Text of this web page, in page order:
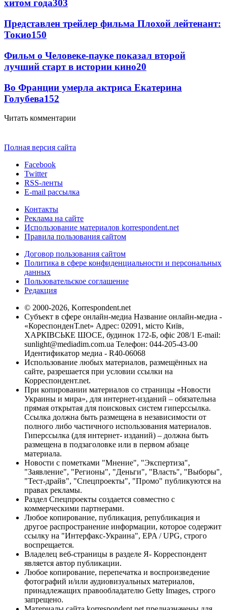
хитом года303
Представлен трейлер фильма Плохой лейтенант:
Токио150
Фильм о Человеке-пауке показал второй
лучший старт в истории кино20
Во Франции умерла актриса Екатерина
Голубева152
Читать комментарии
Полная версия сайта
Facebook
Twitter
RSS-ленты
E-mail рассылка
Контакты
Реклама на сайте
Использование материалов korrespondent.net
Правила пользования сайтом
Договор пользования сайтом
Политика в сфере конфиденциальности и персональных
данных
Пользовательское соглашение
Редакция
© 2000-2026, Korrespondent.net
Субъект в сфере онлайн-медиа Название онлайн-медиа -
«КореспонденТ.net» Адрес: 02091, місто Київ,
ХАРКІВСЬКЕ ШОСЕ, будинок 172-Б, офіс 208/1 E-mail:
sunlight@mediadim.com.ua Телефон: 044-205-43-00
Идентификатор медиа - R40-06068
Использование любых материалов, размещённых на
сайте, разрешается при условии ссылки на
Корреспондент.net.
При копировании материалов со страницы «Новости
Украины и мира», для интернет-изданий – обязательна
прямая открытая для поисковых систем гиперссылка.
Ссылка должна быть размещена в независимости от
полного либо частичного использования материалов.
Гиперссылка (для интернет- изданий) – должна быть
размещена в подзаголовке или в первом абзаце
материала.
Новости с пометками "Мнение", "Экспертиза",
"Заявление", "Регионы", "Деньги", "Власть", "Выборы",
"Тест-драйв", "Спецпроекты", "Промо" публикуются на
правах рекламы.
Раздел Спецпроекты создается совместно с
коммерческими партнерами.
Любое копирование, публикация, републикация и
другое распространение информации, которое содержит
ссылку на "Интерфакс-Украина", EPA / UPG, строго
воспрещается.
Владелец веб-страницы в разделе Я- Корреспондент
является автор публикации.
Любое копирование, перепечатка и воспроизведение
фотографий и/или аудиовизуальных материалов,
принадлежащих правообладателю Getty Images, строго
запрещено.